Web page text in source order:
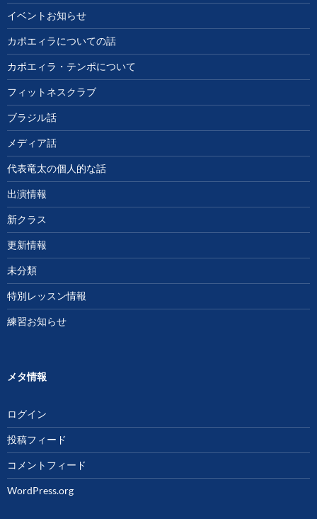
イベントお知らせ
カポエィラについての話
カポエィラ・テンポについて
フィットネスクラブ
ブラジル話
メディア話
代表竜太の個人的な話
出演情報
新クラス
更新情報
未分類
特別レッスン情報
練習お知らせ
メタ情報
ログイン
投稿フィード
コメントフィード
WordPress.org